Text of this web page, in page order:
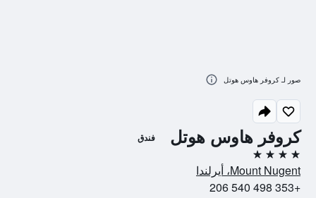
كروفر هاوس هوتل فندق
4 نجوم
Mount Nugent، أيرلندا
+353 498 540 206
صور لـ كروفر هاوس هوتل